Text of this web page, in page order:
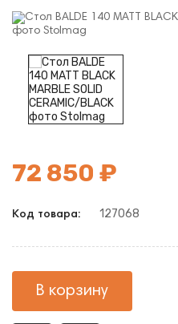
72 850 ₽
Код товара: 127068
В корзину